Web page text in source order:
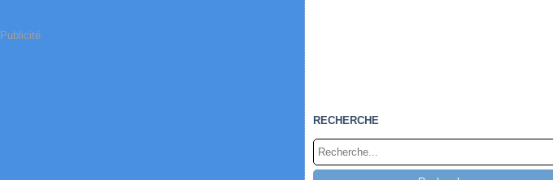
Publicité
RECHERCHE